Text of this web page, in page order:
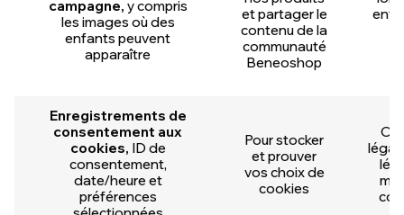
campagne, y compris
les images où des
enfants peuvent
apparaître
et partager le
contenu de la
communauté
Beneoshop
Enregistrements de
consentement aux
cookies, ID de
consentement,
date/heure et
préférences
Pour stocker
et prouver
vos choix de
cookies